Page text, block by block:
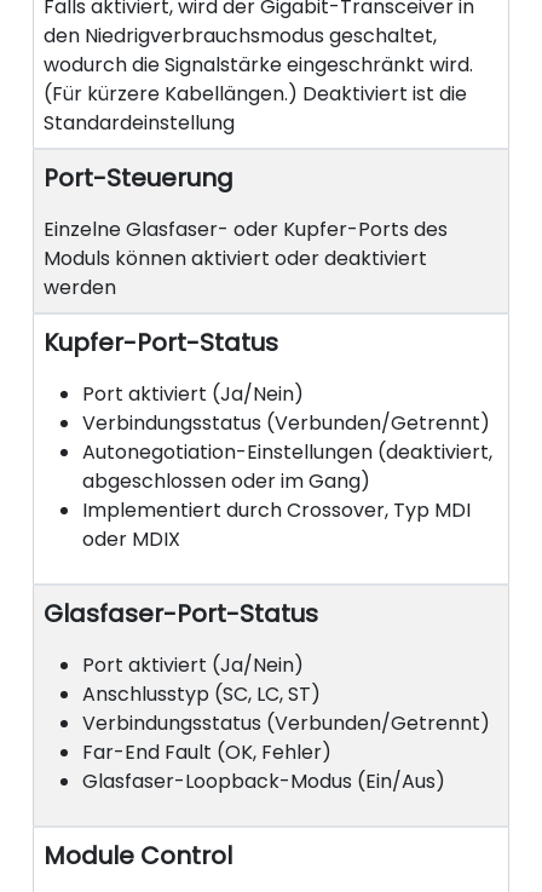
Falls aktiviert, wird der Gigabit-Transceiver in
den Niedrigverbrauchsmodus geschaltet,
wodurch die Signalstärke eingeschränkt wird.
(Für kürzere Kabellängen.) Deaktiviert ist die
Standardeinstellung
Port-Steuerung
Einzelne Glasfaser- oder Kupfer-Ports des
Moduls können aktiviert oder deaktiviert
werden
Kupfer-Port-Status
Port aktiviert (Ja/Nein)
Verbindungsstatus (Verbunden/Getrennt)
Autonegotiation-Einstellungen (deaktiviert,
abgeschlossen oder im Gang)
Implementiert durch Crossover, Typ MDI
oder MDIX
Glasfaser-Port-Status
Port aktiviert (Ja/Nein)
Anschlusstyp (SC, LC, ST)
Verbindungsstatus (Verbunden/Getrennt)
Far-End Fault (OK, Fehler)
Glasfaser-Loopback-Modus (Ein/Aus)
Module Control